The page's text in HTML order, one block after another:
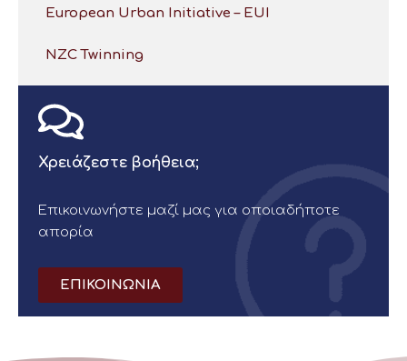
European Urban Initiative – EUI
NZC Twinning
Χρειάζεστε βοήθεια;
Επικοινωνήστε μαζί μας για οποιαδήποτε
απορία
ΕΠΙΚΟΙΝΩΝΙΑ